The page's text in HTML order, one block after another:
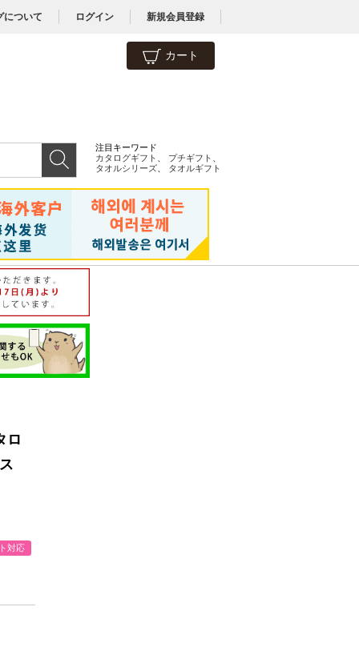
について ログイン 新規会員登録
カート
注目キーワード
カタログギフト
プチギフト
タオルシリーズ
タオルギフト
ロ
対応